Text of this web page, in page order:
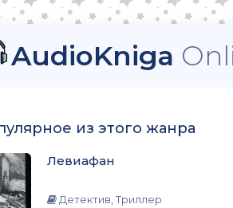
AudioKniga
из этого жанра
Левиафан
Детектив, Триллер